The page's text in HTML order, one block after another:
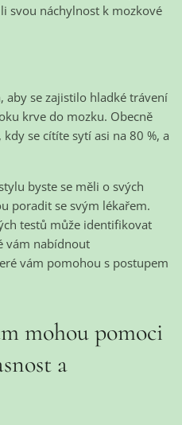
svou náchylnost k mozkové
aby se zajistilo hladké trávení
krve do mozku. Obecně
se cítíte sytí asi na 80 %, a
byste se měli o svých
poradit se svým lékařem.
testů může identifikovat
vám nabídnout
vám pomohou s postupem
mohou pomoci
a